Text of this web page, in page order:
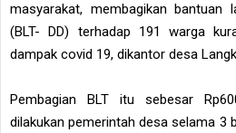
masyarakat, membagikan bantuan
(BLT- DD) terhadap 191 warga
dampak covid 19, dikantor desa
Pembagian BLT itu sebesar
dilakukan pemerintah desa selama 3